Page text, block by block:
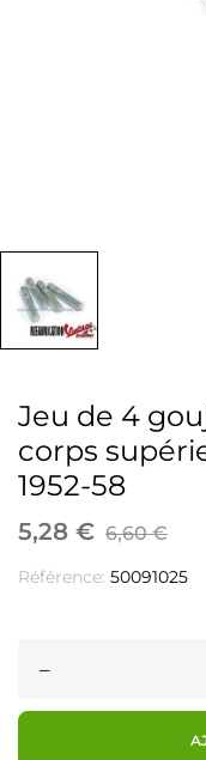
Jeu de 4
corps
1952-58
5,28 € 6,60 €
Référence: 50091025
–